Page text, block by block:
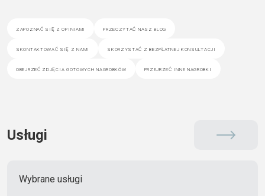
zapoznać się z opiniami przeczytać nasz blog
skontaktować się z nami skorzystać z bezpłatnej konsultacji
obejrzeć zdjęcia gotowych nagrobków przejrzeć inne nagrobki
Usługi
Wybrane usługi